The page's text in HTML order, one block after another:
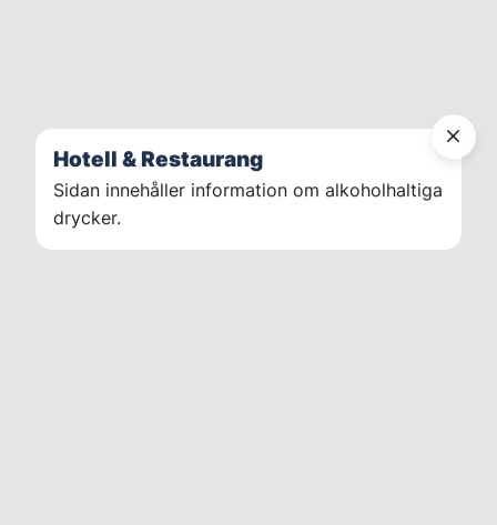
Hotell & Restaurang
Sidan innehåller information om alkoholhaltiga
drycker.